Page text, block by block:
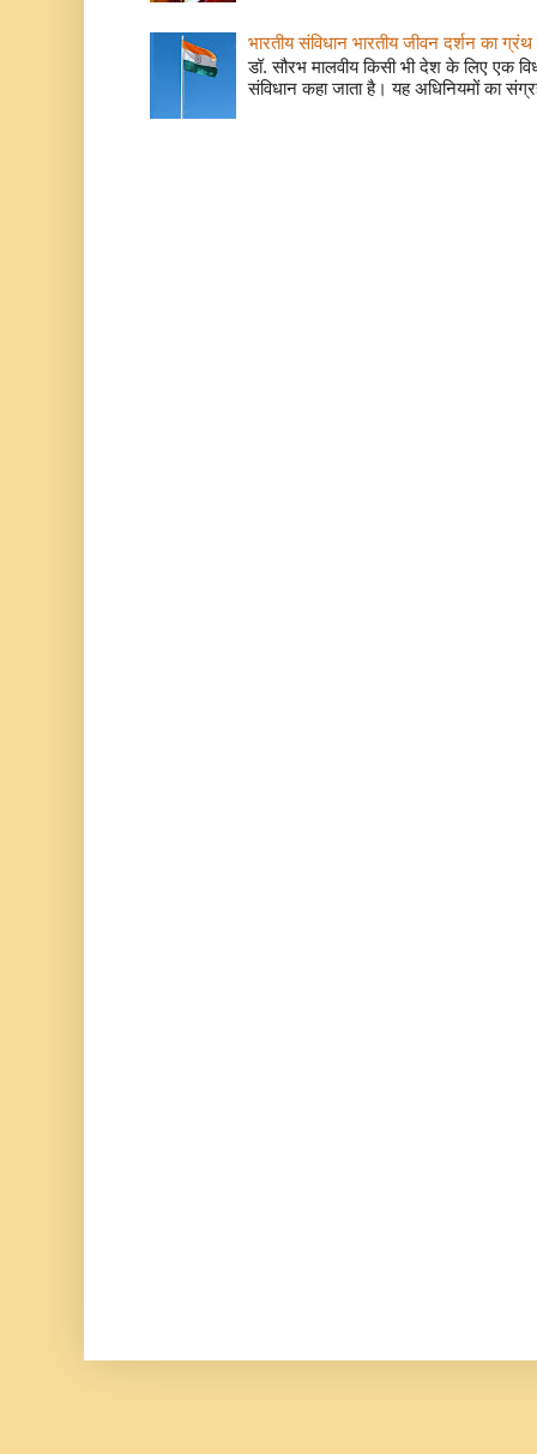
भारतीय संविधान भारतीय जीवन दर्शन का ग्रंथ
डॉ. सौरभ मालवीय किसी भी देश के लिए एक
संविधान कहा जाता है। यह अधिनियमों का